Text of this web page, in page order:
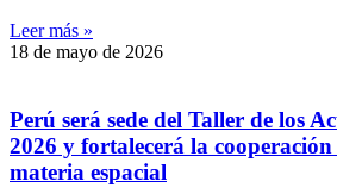
Leer más »
18 de mayo de 2026
Perú será sede del Taller de los
2026 y fortalecerá la
materia espacial